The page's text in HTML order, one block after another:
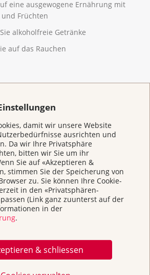
damit wir unsere Website
ausrichten und
Da wir Ihre Privatsphäre
bitten wir Sie um ihr
Sie auf «Akzeptieren &
stimmen Sie der Speicherung von
zu. Sie können Ihre Cookie-
in den «Privatsphären-
(Link ganz zuunterst auf der
in der
.
& schliessen
ist freiwillig.
können die ersten Mammografien
in den
finden Siehier.
eine ausgewogene Ernährung mit
Früchten
alkoholfreie Getränke
auf das Rauchen
Sorgen gefordert? Sie suchen
anderen, weil ein Familienmitglied
ist? Sie haben Fragen zu
Die Krebsliga
für Sie da.
das internationale Zeichen der
erkrankten Frauen. Diese
gratis auf unseren